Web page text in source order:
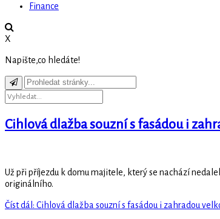
Finance
X
Napište,co hledáte!
Cihlová dlažba souzní s fasádou i
Už při příjezdu k domu majitele, který se nachází
originálního.
Číst dál: Cihlová dlažba souzní s fasádou i zahradou